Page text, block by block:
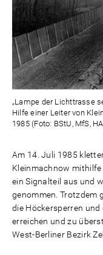
„Lampe der Lichttrasse
Hilfe einer Leiter von
1985 (Foto: BStU, MfS,
Am 14. Juli 1985
Kleinmachnow mithilfe
ein Signalteil aus und
genommen. Trotzdem
die Höckersperren
erreichen und zu
West-Berliner Bezirk